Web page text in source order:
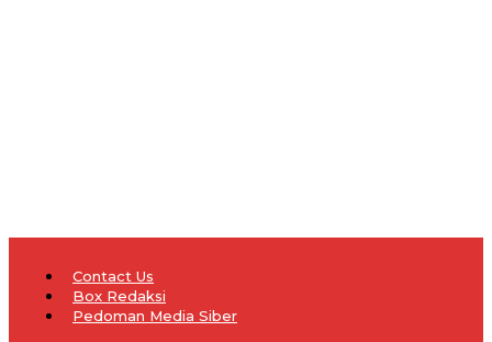
Contact Us
Box Redaksi
Pedoman Media Siber